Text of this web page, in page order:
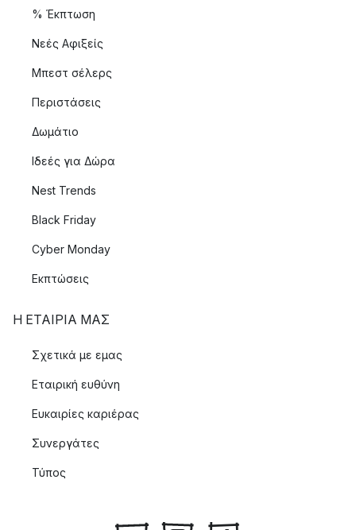
% Έκπτωση
Νεές Αφιξείς
Μπεστ σέλερς
Περιστάσεις
Δωμάτιο
Ιδεές για Δώρα
Nest Trends
Black Friday
Cyber Monday
Εκπτώσεις
Η ΕΤΑΊΡΙΑ ΜΑΣ
Σχετικά με εμας
Εταιρική ευθύνη
Ευκαιρίες καριέρας
Συνεργάτες
Τύπος